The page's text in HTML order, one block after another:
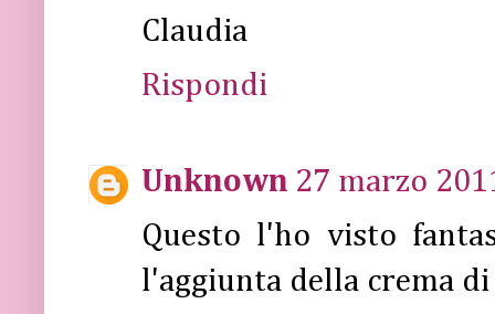
Claudia
Rispondi
Unknown 27 marzo
Questo l'ho visto
l'aggiunta della crema